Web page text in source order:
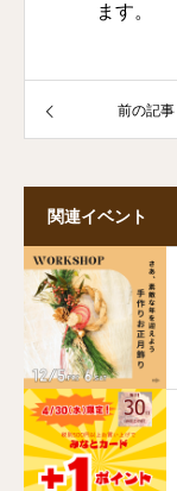
ます。
前の記事
関連イベント